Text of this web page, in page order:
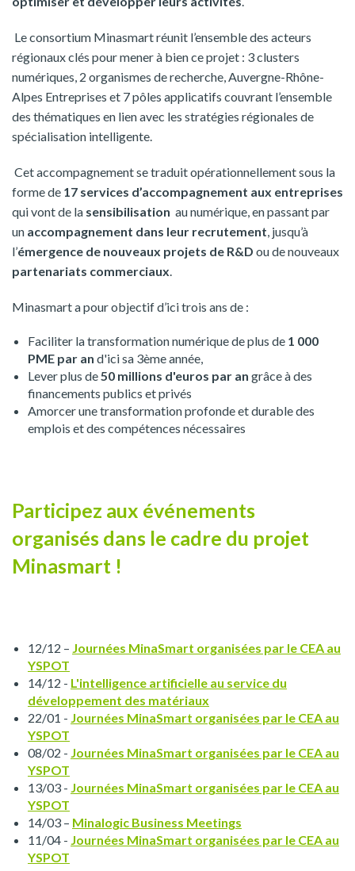
Le consortium Minasmart réunit l’ensemble des acteurs
régionaux clés pour mener à bien ce projet : 3 clusters
numériques, 2 organismes de recherche, Auvergne-Rhône-
Alpes Entreprises et 7 pôles applicatifs couvrant l’ensemble
des thématiques en lien avec les stratégies régionales de
spécialisation intelligente.
Cet accompagnement se traduit opérationnellement sous la
forme de 17 services d’accompagnement aux entreprises
qui vont de la sensibilisation au numérique, en passant par
un accompagnement dans leur recrutement, jusqu’à
l’émergence de nouveaux projets de R&D ou de nouveaux
partenariats commerciaux.
Minasmart a pour objectif d’ici trois ans de :
Faciliter la transformation numérique de plus de 1 000
PME par an d'ici sa 3ème année,
Lever plus de50 millions d'euros par an grâce à des
financements publics et privés
Amorcer une transformation profonde et durable des
emplois et des compétences nécessaires
Participez aux événements
organisés dans le cadre du projet
Minasmart !
12/12 – Journées MinaSmart organisées par le CEA au
YSPOT
14/12 - L'intelligence artificielle au service du
développement des matériaux
22/01 - Journées MinaSmart organisées par le CEA au
YSPOT
08/02 - Journées MinaSmart organisées par le CEA au
YSPOT
13/03 - Journées MinaSmart organisées par le CEA au
YSPOT
14/03 – Minalogic Business Meetings
11/04 - Journées MinaSmart organisées par le CEA au
YSPOT